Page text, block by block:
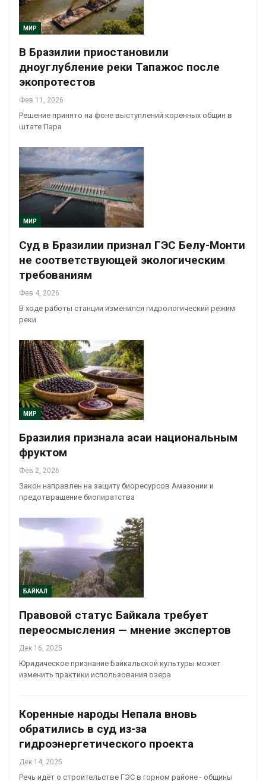
МИР
В Бразилии приостановили
дноуглубление реки Тапажос после
экопротестов
Фев 11, 2026
Решение принято на фоне выступлений коренных общин в
штате Пара
МИР
Суд в Бразилии признал ГЭС Белу-Монти
не соответствующей экологическим
требованиям
Фев 4, 2026
В ходе работы станции изменился гидрологический режим
реки
МИР
Бразилия признала асаи национальным
фруктом
Фев 2, 2026
Закон направлен на защиту биоресурсов Амазонии и
предотвращение биопиратства
БАЙКАЛ
Правовой статус Байкала требует
переосмысления — мнение экспертов
Дек 16, 2025
Юридическое признание Байкальской культуры может
изменить практики использования озера
Коренные народы Непала вновь
обратились в суд из-за
гидроэнергетического проекта
Дек 14, 2025
Речь идёт о строительстве ГЭС в горном районе - общины